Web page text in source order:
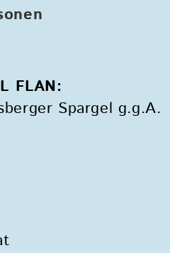
FLAN:
Spargel g.g.A.